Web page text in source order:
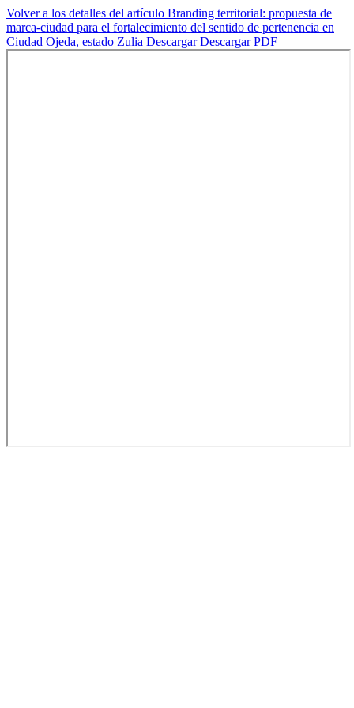
Volver a los detalles del artículo Branding territorial: propuesta de
marca-ciudad para el fortalecimiento del sentido de pertenencia en
Ciudad Ojeda, estado Zulia DescargarDescargar PDF